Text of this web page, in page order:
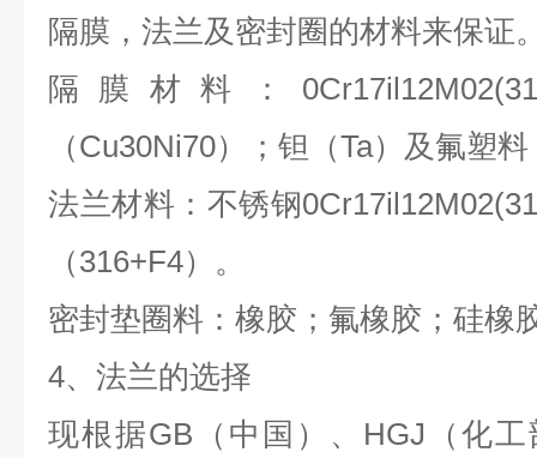
隔膜，法兰及密封圈的材料来保证
隔膜材料：
（Cu30Ni70）；钽（Ta）及氟塑
法兰材料：不锈钢
（316+F4）。
密封垫圈料：橡胶；氟橡胶；硅橡
4、法兰的选择
现根据GB（中国）、HGJ（化